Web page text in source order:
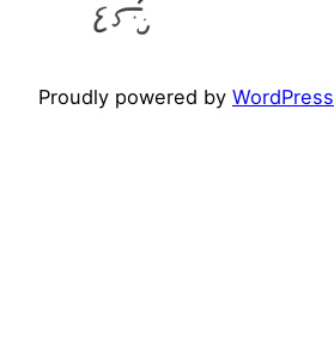
Proudly powered by WordPress